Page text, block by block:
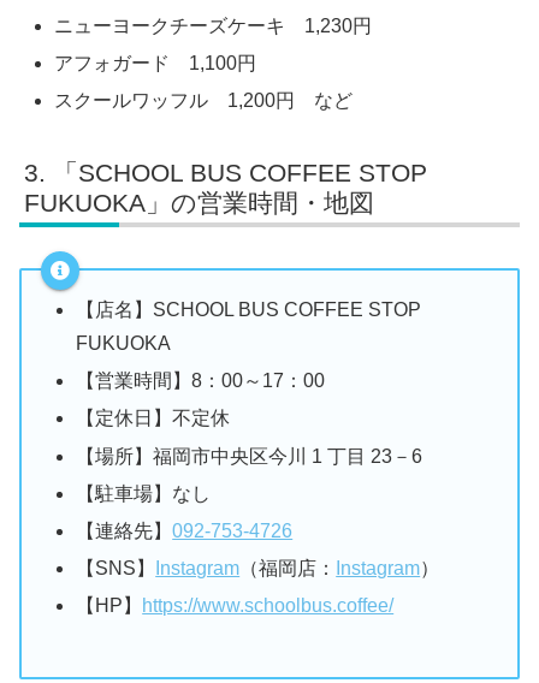
ニューヨークチーズケーキ 1,230円
アフォガード 1,100円
スクールワッフル 1,200円 など
「SCHOOL BUS COFFEE STOP
FUKUOKA」の営業時間・地図
【店名】SCHOOL BUS COFFEE STOP
FUKUOKA
【営業時間】8：00～17：00
【定休日】不定休
【場所】福岡市中央区今川 1 丁目 23－6
【駐車場】なし
【連絡先】092-753-4726
【SNS】
Instagram （福岡店： Instagram）
【HP】
https://www.schoolbus.coffee/